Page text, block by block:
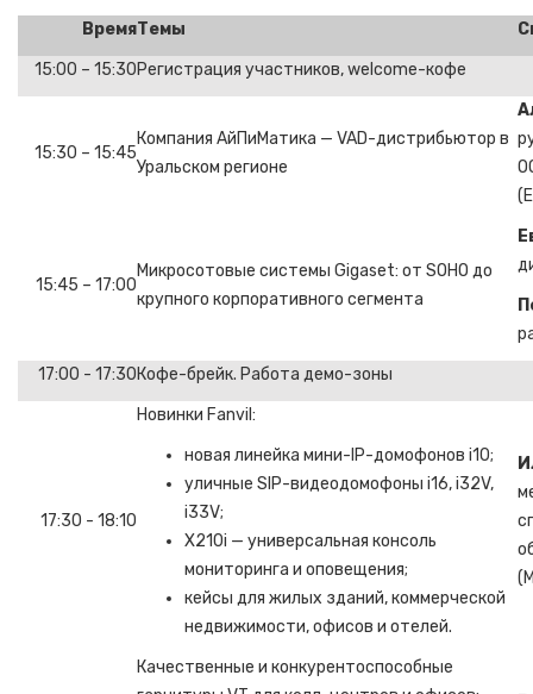
ВремяТемы
15:00 – 15:30Регистрация участников, welcome-кофе
15:30 – 15:45
Компания АйПиМатика — VAD-дистрибьютор в
Уральском регионе
15:45 – 17:00
Микросотовые системы Gigaset: от SOHO до
крупного корпоративного сегмента
17:00 - 17:30Кофе-брейк. Работа демо-зоны
17:30 - 18:10
Новинки Fanvil:
новая линейка мини-IP-домофонов i10;
уличные SIP-видеодомофоны i16, i32V,
i33V;
X210i — универсальная консоль
мониторинга и оповещения;
кейсы для жилых зданий, коммерческой
недвижимости, офисов и отелей.
Качественные и конкурентоспособные